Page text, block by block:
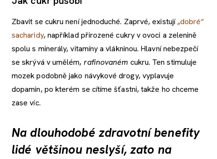
Zbavit se cukru není jednoduché. Zaprvé, existují„dobré“
sacharidy, například přirozené cukry v ovoci a zelenině
spolu s minerály, vitamíny a vlákninou. Hlavní nebezpečí
se skrývá v umělém, rafinovaném cukru. Ten stimuluje
mozek podobně jako návykové drogy, vyplavuje
dopamin, po kterém se cítíme šťastni, takže ho chceme
zase víc.
Na dlouhodobé zdravotní benefity
lidé většinou neslyší, zato na